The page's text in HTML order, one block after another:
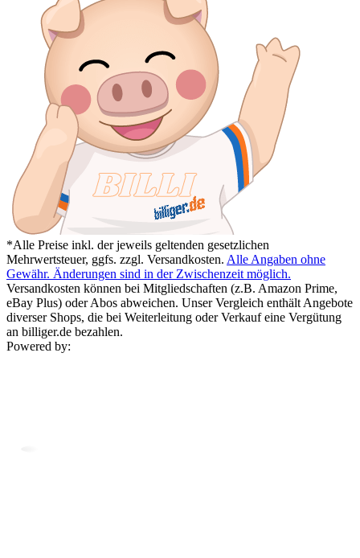
*Alle Preise inkl. der jeweils geltenden gesetzlichen
Mehrwertsteuer, ggfs. zzgl. Versandkosten. Alle Angaben ohne
Gewähr. Änderungen sind in der Zwischenzeit möglich.
Versandkosten können bei Mitgliedschaften (z.B. Amazon Prime,
eBay Plus) oder Abos abweichen. Unser Vergleich enthält Angebote
diverser Shops, die bei Weiterleitung oder Verkauf eine Vergütung
an billiger.de bezahlen.
Powered by: